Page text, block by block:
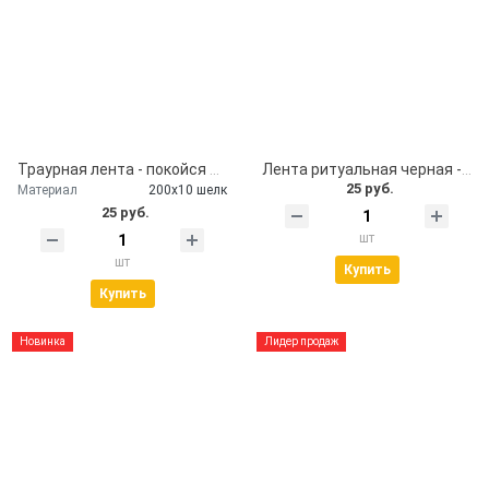
Материал 200х10 шелк
25 руб.
шт
Купить
25 руб.
шт
Купить
Новинка Лидер продаж